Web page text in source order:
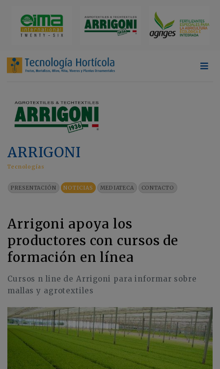
ARRIGONI
Tecnologías
PRESENTACIÓN NOTICIAS MEDIATECA CONTACTO
Arrigoni apoya los
productores con cursos de
formación en línea
Cursos n line de Arrigoni para informar sobre
mallas y agrotextiles